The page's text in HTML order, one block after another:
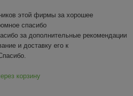
этой фирмы за хорошее
спасибо
за дополнительные рекомендации
и доставку его к
корзину